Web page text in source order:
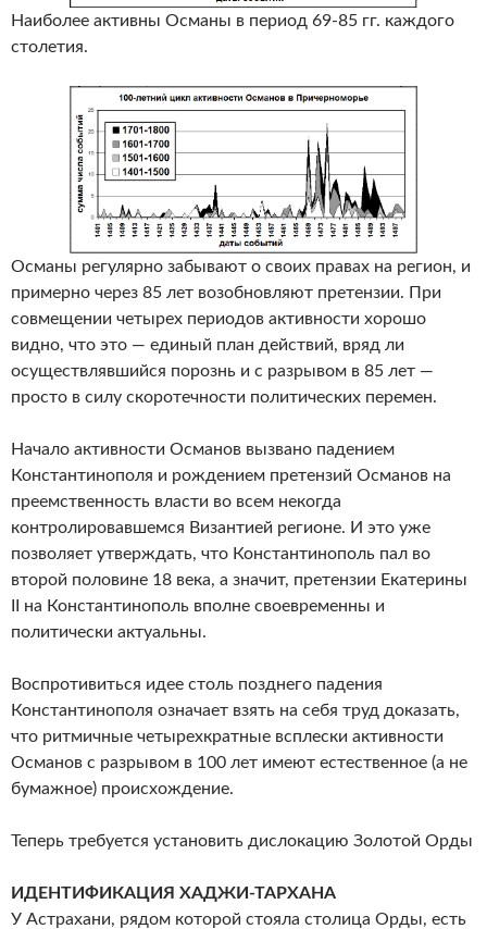
Наиболее активны Османы в период 69-85 гг. каждого
столетия.
Османы регулярно забывают о своих правах на регион, и
примерно через 85 лет возобновляют претензии. При
совмещении четырех периодов активности хорошо
видно, что это — единый план действий, вряд ли
осуществлявшийся порознь и с разрывом в 85 лет —
просто в силу скоротечности политических перемен.
Начало активности Османов вызвано падением
Константинополя и рождением претензий Османов на
преемственность власти во всем некогда
контролировавшемся Византией регионе. И это уже
позволяет утверждать, что Константинополь пал во
второй половине 18 века, а значит, претензии Екатерины
II на Константинополь вполне своевременны и
политически актуальны.
Воспротивиться идее столь позднего падения
Константинополя означает взять на себя труд доказать,
что ритмичные четырехкратные всплески активности
Османов с разрывом в 100 лет имеют естественное (а не
бумажное) происхождение.
Теперь требуется установить дислокацию Золотой Орды
ИДЕНТИФИКАЦИЯ ХАДЖИ-ТАРХАНА
У Астрахани, рядом которой стояла столица Орды, есть